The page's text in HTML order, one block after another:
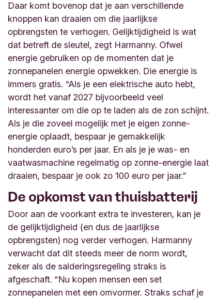
Daar komt bovenop dat je aan verschillende
knoppen kan draaien om die jaarlijkse
opbrengsten te verhogen. Gelijktijdigheid is wat
dat betreft de sleutel, zegt Harmanny. Ofwel
energie gebruiken op de momenten dat je
zonnepanelen energie opwekken. Die energie is
immers gratis. “Als je een elektrische auto hebt,
wordt het vanaf 2027 bijvoorbeeld veel
interessanter om die op te laden als de zon schijnt.
Als je die zoveel mogelijk met je eigen zonne-
energie oplaadt, bespaar je gemakkelijk
honderden euro’s per jaar. En als je je was- en
vaatwasmachine regelmatig op zonne-energie laat
draaien, bespaar je ook zo 100 euro per jaar.”
De opkomst van thuisbatterij
Door aan de voorkant extra te investeren, kan je
de gelijktijdigheid (en dus de jaarlijkse
opbrengsten) nog verder verhogen. Harmanny
verwacht dat dit steeds meer de norm wordt,
zeker als de salderingsregeling straks is
afgeschaft. “Nu kopen mensen een set
zonnepanelen met een omvormer. Straks schaf je